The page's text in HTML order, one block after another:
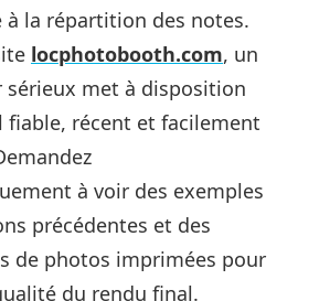
à la répartition des notes.
locphotobooth.com, un
sérieux met à disposition
fiable, récent et facilement
à voir des exemples
précédentes et des
de photos imprimées pour
du rendu final.